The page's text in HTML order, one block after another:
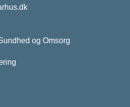
og Omsorg